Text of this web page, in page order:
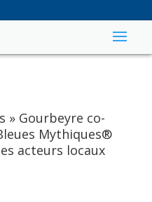
» Gourbeyre co-
Mythiques®
acteurs locaux